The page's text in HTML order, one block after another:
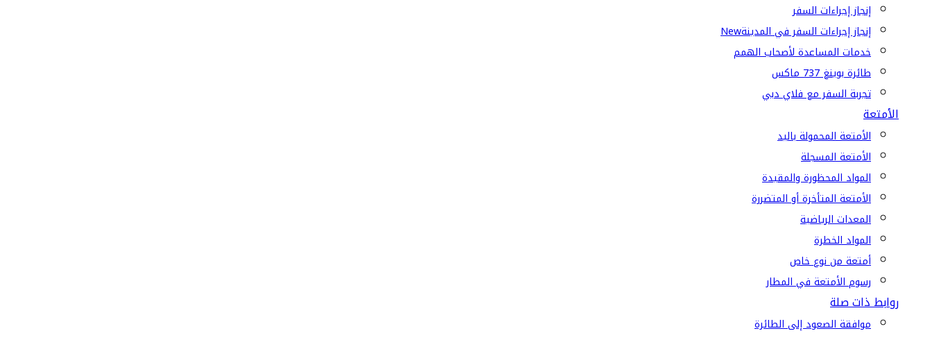
إنجاز إجراءات السفر
إنجاز إجراءات السفر في المدينةNew
خدمات المساعدة لأصحاب الهمم
طائرة بوينغ 737 ماكس
تجربة السفر مع فلاي دبي
الأمتعة
الأمتعة المحمولة باليد
الأمتعة المسجلة
المواد المحظورة والمقيدة
الأمتعة المتأخرة أو المتضررة
المعدات الرياضية
المواد الخطرة
أمتعة من نوع خاص
رسوم الأمتعة في المطار
روابط ذات صلة
موافقة الصعود إلى الطائرة